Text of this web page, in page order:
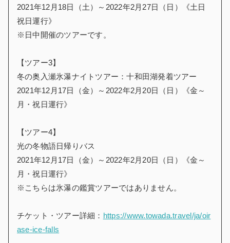
2021年12 月 18日（土）～ 2022年2月 27日（日）《土日
祝日運行》
※ 日中開催のツアーです。
【ツアー3】
冬の奥入瀬氷瀑ナイトツアー：十和田湖発着ツアー
2021年12 月 17日（金）～ 2022年2月 20日（日）《金～
月・祝日運行》
【ツアー4】
光の冬物語日帰りバス
2021年12 月 17日（金）～ 2022年2月 20日（日）《金～
月・祝日運行》
※ こちらは氷瀑の鑑賞ツアーではありません。
チケット・ツアー詳細： https://www.towada.travel/ja/oir
ase-ice-falls